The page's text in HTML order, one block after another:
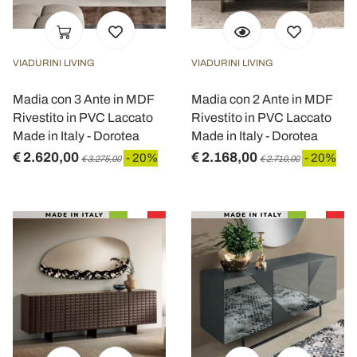
VIADURINI LIVING
Madia con 3 Ante in MDF
Rivestito in PVC Laccato
Made in Italy - Dorotea
€ 2.620,00 € 3.275,00 - 20%
VIADURINI LIVING
Madia con 2 Ante in MDF
Rivestito in PVC Laccato
Made in Italy - Dorotea
€ 2.168,00 € 2.710,00 - 20%